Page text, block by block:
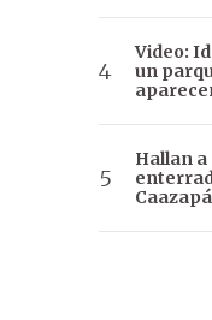
Video:
un
Hallan a
Caazapá